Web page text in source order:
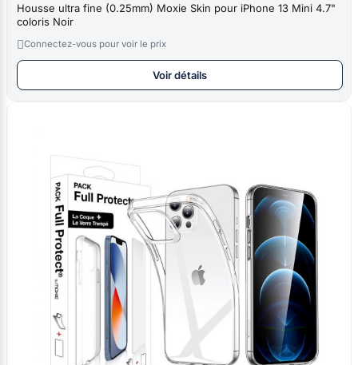
Housse ultra fine (0.25mm) Moxie Skin pour iPhone 13 Mini 4.7"
coloris Noir
Connectez-vous pour voir le prix
Voir détails